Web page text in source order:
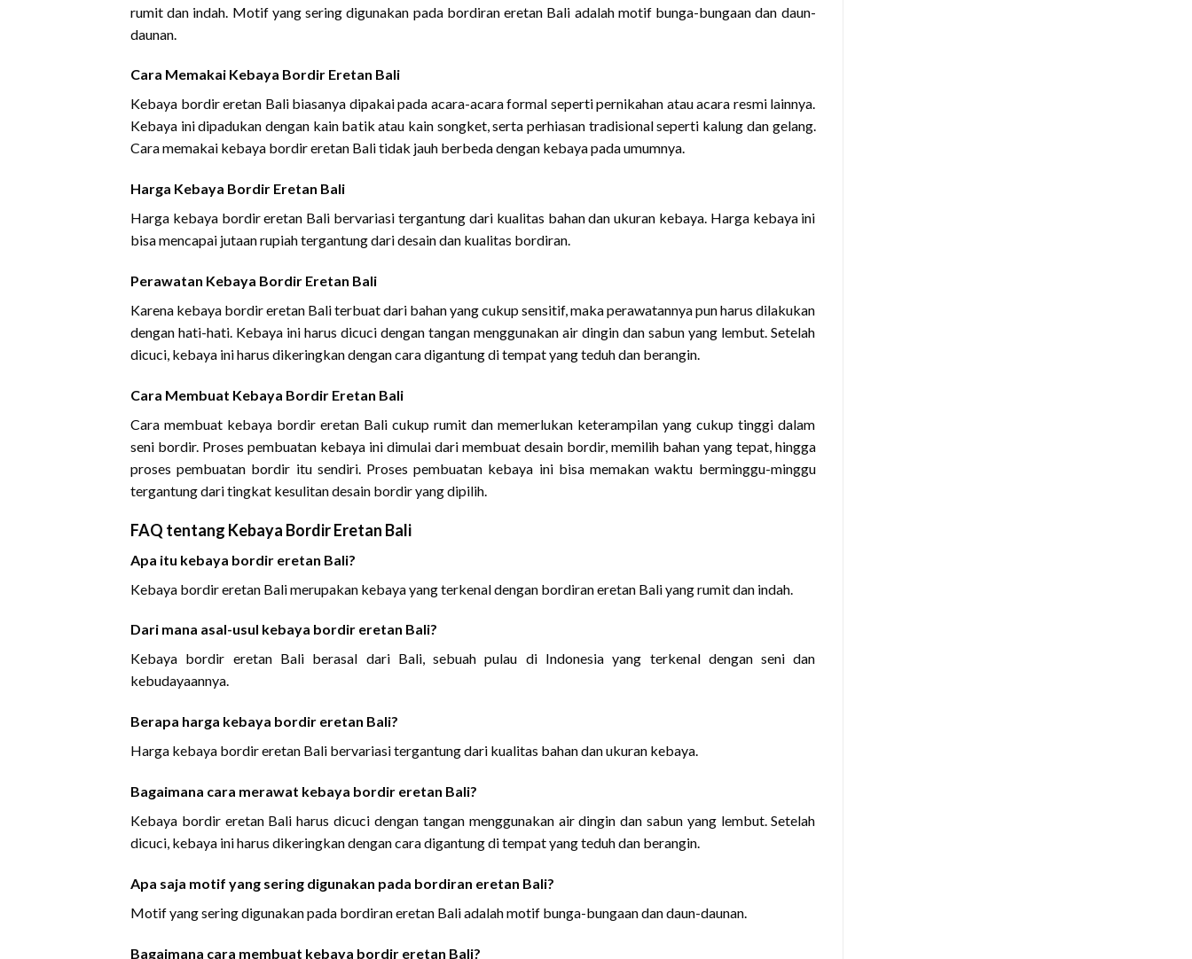
rumit dan indah. Motif yang sering digunakan pada bordiran eretan Bali adalah motif bunga-bungaan dan daun-
daunan.
Cara Memakai Kebaya Bordir Eretan Bali
Kebaya bordir eretan Bali biasanya dipakai pada acara-acara formal seperti pernikahan atau acara resmi lainnya.
Kebaya ini dipadukan dengan kain batik atau kain songket, serta perhiasan tradisional seperti kalung dan gelang.
Cara memakai kebaya bordir eretan Bali tidak jauh berbeda dengan kebaya pada umumnya.
Harga Kebaya Bordir Eretan Bali
Harga kebaya bordir eretan Bali bervariasi tergantung dari kualitas bahan dan ukuran kebaya. Harga kebaya ini
bisa mencapai jutaan rupiah tergantung dari desain dan kualitas bordiran.
Perawatan Kebaya Bordir Eretan Bali
Karena kebaya bordir eretan Bali terbuat dari bahan yang cukup sensitif, maka perawatannya pun harus dilakukan
dengan hati-hati. Kebaya ini harus dicuci dengan tangan menggunakan air dingin dan sabun yang lembut. Setelah
dicuci, kebaya ini harus dikeringkan dengan cara digantung di tempat yang teduh dan berangin.
Cara Membuat Kebaya Bordir Eretan Bali
Cara membuat kebaya bordir eretan Bali cukup rumit dan memerlukan keterampilan yang cukup tinggi dalam
seni bordir. Proses pembuatan kebaya ini dimulai dari membuat desain bordir, memilih bahan yang tepat, hingga
proses pembuatan bordir itu sendiri. Proses pembuatan kebaya ini bisa memakan waktu berminggu-minggu
tergantung dari tingkat kesulitan desain bordir yang dipilih.
FAQ tentang Kebaya Bordir Eretan Bali
Apa itu kebaya bordir eretan Bali?
Kebaya bordir eretan Bali merupakan kebaya yang terkenal dengan bordiran eretan Bali yang rumit dan indah.
Dari mana asal-usul kebaya bordir eretan Bali?
Kebaya bordir eretan Bali berasal dari Bali, sebuah pulau di Indonesia yang terkenal dengan seni dan
kebudayaannya.
Berapa harga kebaya bordir eretan Bali?
Harga kebaya bordir eretan Bali bervariasi tergantung dari kualitas bahan dan ukuran kebaya.
Bagaimana cara merawat kebaya bordir eretan Bali?
Kebaya bordir eretan Bali harus dicuci dengan tangan menggunakan air dingin dan sabun yang lembut. Setelah
dicuci, kebaya ini harus dikeringkan dengan cara digantung di tempat yang teduh dan berangin.
Apa saja motif yang sering digunakan pada bordiran eretan Bali?
Motif yang sering digunakan pada bordiran eretan Bali adalah motif bunga-bungaan dan daun-daunan.
Bagaimana cara membuat kebaya bordir eretan Bali?